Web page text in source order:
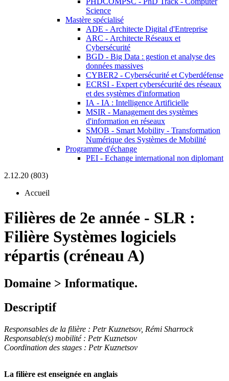
Science
Mastère spécialisé
ADE - Architecte Digital d'Entreprise
ARC - Architecte Réseaux et
Cybersécurité
BGD - Big Data : gestion et analyse des
données massives
CYBER2 - Cybersécurité et Cyberdéfense
ECRSI - Expert cybersécurité des réseaux
et des systèmes d'information
IA - IA : Intelligence Artificielle
MSIR - Management des systèmes
d'information en réseaux
SMOB - Smart Mobility - Transformation
Numérique des Systèmes de Mobilité
Programme d'échange
PEI - Echange international non diplomant
2.12.20 (803)
Accueil
Filières de 2e année - SLR :
Filière Systèmes logiciels
répartis (créneau A)
Domaine > Informatique.
Descriptif
Responsables de la filière : Petr Kuznetsov, Rémi Sharrock
Responsable(s) mobilité : Petr Kuznetsov
Coordination des stages : Petr Kuznetsov
La filière est enseignée en anglais